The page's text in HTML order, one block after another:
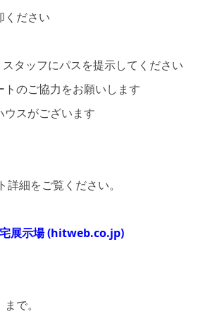
ください
タッフにパスを提示してください
のご協力をお願いします
スがございます
細をご覧ください。
展示場 (hitweb.co.jp)
まで。